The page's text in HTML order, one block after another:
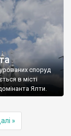
споруд
в місті
Ялти.
»